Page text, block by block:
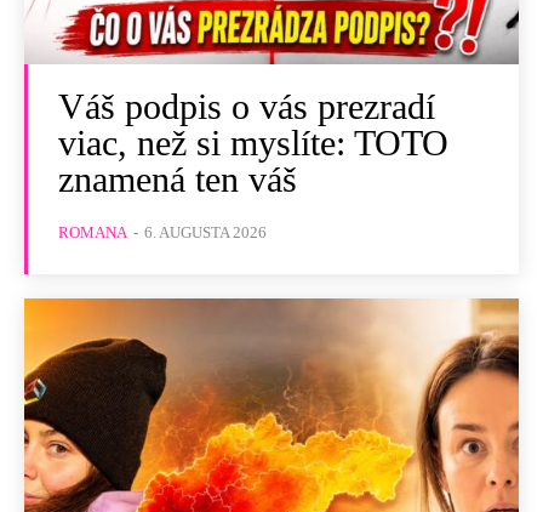
Váš podpis o vás prezradí
viac, než si myslíte: TOTO
znamená ten váš
ROMANA - 6. AUGUSTA 2026